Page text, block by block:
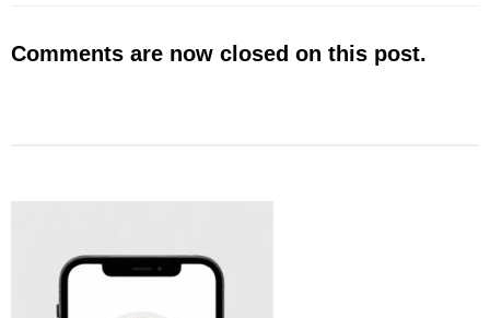
Comments are now closed on this post.